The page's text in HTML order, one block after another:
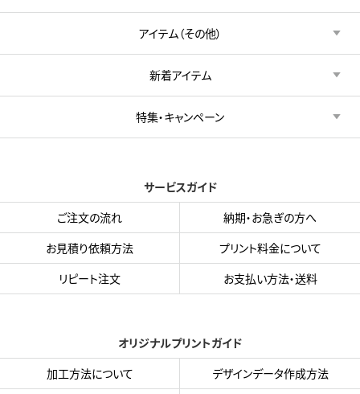
アイテム（その他）
新着アイテム
特集・キャンペーン
サービスガイド
ご注文の流れ
納期・お急ぎの方へ
お見積り依頼方法
プリント料金について
リピート注文
お支払い方法・送料
オリジナルプリントガイド
加工方法について
デザインデータ作成方法